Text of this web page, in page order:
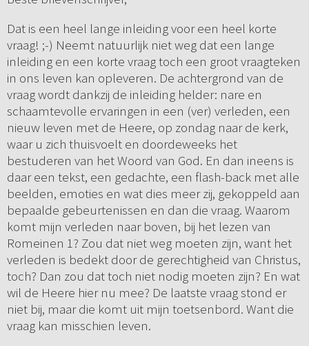
Dat is een heel lange inleiding voor een heel korte
vraag! ;-) Neemt natuurlijk niet weg dat een lange
inleiding en een korte vraag toch een groot vraagteken
in ons leven kan opleveren. De achtergrond van de
vraag wordt dankzij de inleiding helder: nare en
schaamtevolle ervaringen in een (ver) verleden, een
nieuw leven met de Heere, op zondag naar de kerk,
waar u zich thuisvoelt en doordeweeks het
bestuderen van het Woord van God. En dan ineens is
daar een tekst, een gedachte, een flash-back met alle
beelden, emoties en wat dies meer zij, gekoppeld aan
bepaalde gebeurtenissen en dan die vraag. Waarom
komt mijn verleden naar boven, bij het lezen van
Romeinen 1? Zou dat niet weg moeten zijn, want het
verleden is bedekt door de gerechtigheid van Christus,
toch? Dan zou dat toch niet nodig moeten zijn? En wat
wil de Heere hier nu mee? De laatste vraag stond er
niet bij, maar die komt uit mijn toetsenbord. Want die
vraag kan misschien leven.